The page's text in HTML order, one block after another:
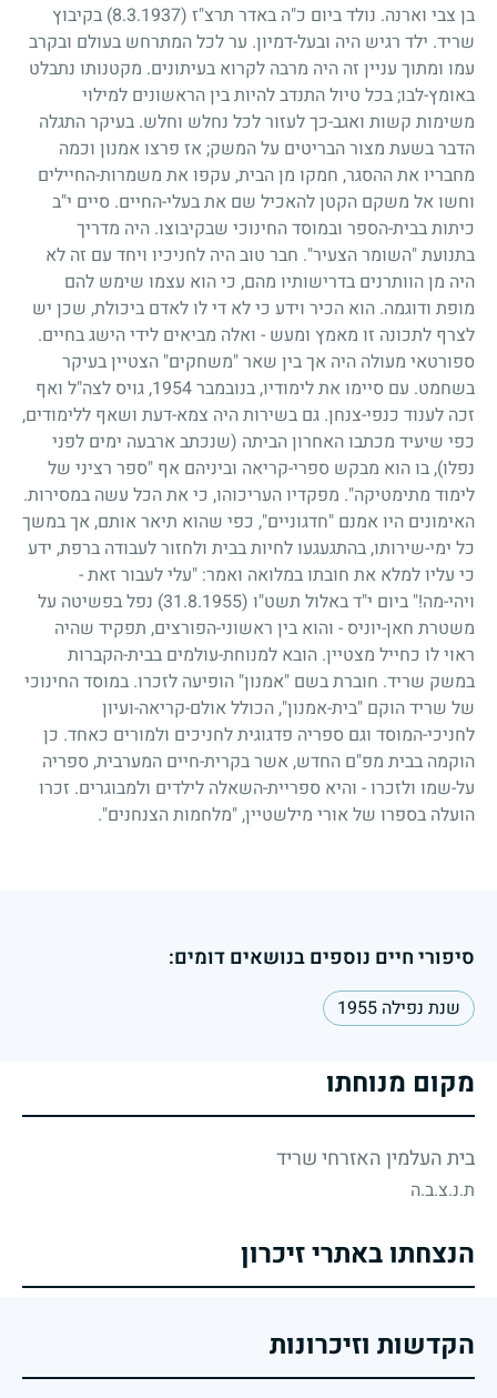
בן צבי וארנה. נולד ביום כ"ה באדר תרצ"ז (8.3.1937)
בקיבוץ
שריד. ילד רגיש היה ובעל-דמיון. ער לכל המתרחש בעולם ובקרב
עמו ומתוך עניין זה היה מרבה לקרוא בעיתונים. מקטנותו נתבלט
באומץ-לבו; בכל טיול התנדב להיות בין הראשונים למילוי
משימות קשות ואגב-כך לעזור לכל נחלש וחלש. בעיקר התגלה
הדבר בשעת מצור הבריטים על המשק; אז פרצו אמנון וכמה
מחבריו את ההסגר, חמקו מן הבית, עקפו את משמרות-החיילים
וחשו אל משקם הקטן להאכיל שם את בעלי-החיים. סיים י"ב
כיתות בבית-הספר ובמוסד החינוכי שבקיבוצו. היה מדריך
בתנועת "השומר הצעיר". חבר טוב היה לחניכיו ויחד עם זה לא
היה מן הוותרנים בדרישותיו מהם, כי הוא עצמו שימש להם
מופת ודוגמה. הוא הכיר וידע כי לא די לו לאדם ביכולת, שכן יש
לצרף לתכונה זו מאמץ ומעש - ואלה מביאים לידי הישג בחיים.
ספורטאי מעולה היה אך בין שאר "משחקים" הצטיין בעיקר
בשחמט. עם סיימו את לימודיו, בנובמבר1954, גויס לצה"ל ואף
זכה לענוד כנפי-צנחן. גם בשירות היה צמא-דעת ושאף ללימודים,
כפי שיעיד מכתבו האחרון הביתה (שנכתב ארבעה ימים לפני
נפלו), בו הוא מבקש ספרי-קריאה וביניהם אף "ספר רציני של
לימוד מתימטיקה". מפקדיו העריכוהו, כי את הכל עשה במסירות.
האימונים היו אמנם "חדגוניים", כפי שהוא תיאר אותם, אך במשך
כל ימי-שירותו, בהתגעגעו לחיות בבית ולחזור לעבודה ברפת, ידע
כי עליו למלא את חובתו במלואה ואמר: "עלי לעבור זאת-
ויהי-מה!" ביום י"ד באלול תשט"ו (31.8.1955)
נפל בפשיטה על
משטרת חאן-יוניס - והוא בין ראשוני-הפורצים, תפקיד שהיה
ראוי לו כחייל מצטיין. הובא למנוחת-עולמים בבית-הקברות
במשק שריד. חוברת בשם "אמנון" הופיעה לזכרו. במוסד החינוכי
של שריד הוקם "בית-אמנון", הכולל אולם-קריאה-ועיון
לחניכי-המוסד וגם ספריה פדגוגית לחניכים ולמורים כאחד. כן
הוקמה בבית מפ"ם החדש, אשר בקרית-חיים המערבית, ספריה
על-שמו ולזכרו- והיא ספריית-השאלה לילדים ולמבוגרים. זכרו
הועלה בספרו של אורי מילשטיין, "מלחמות הצנחנים".
סיפורי חיים נוספים בנושאים דומים:
שנת נפילה 1955
מקום מנוחתו
בית העלמין האזרחי שריד
ת.נ.צ.ב.ה
הנצחתו באתרי זיכרון
הקדשות וזיכרונות